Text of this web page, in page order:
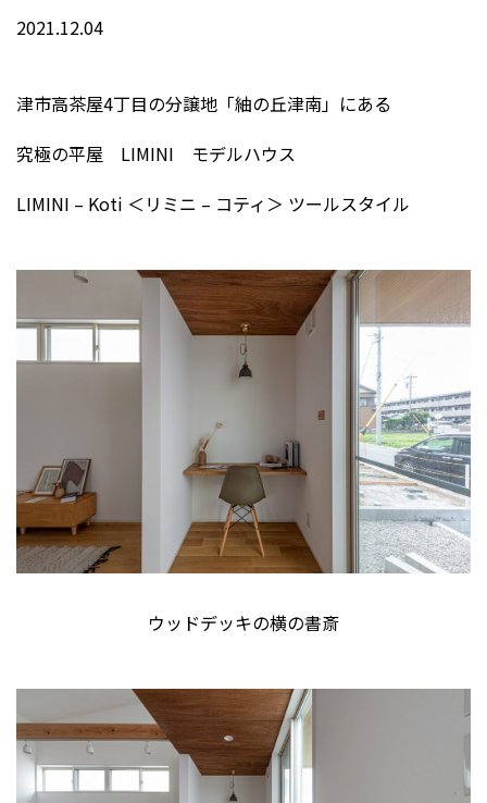
2021.12.04
津市高茶屋4丁目の分譲地「紬の丘津南」にある
究極の平屋 LIMINI モデルハウス
LIMINI – Koti ＜リミニ – コティ＞ ツールスタイル
ウッドデッキの横の書斎